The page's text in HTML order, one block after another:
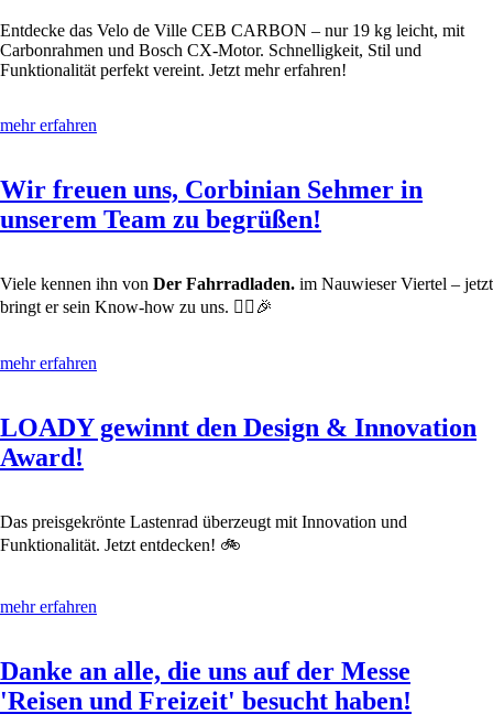
Entdecke das Velo de Ville CEB CARBON – nur 19 kg leicht, mit
Carbonrahmen und Bosch CX-Motor. Schnelligkeit, Stil und
Funktionalität perfekt vereint. Jetzt mehr erfahren!
mehr erfahren
Wir freuen uns, Corbinian Sehmer in
unserem Team zu begrüßen!
Viele kennen ihn von Der Fahrradladen. im Nauwieser Viertel – jetzt
bringt er sein Know-how zu uns. 🚴‍♂️🎉
mehr erfahren
LOADY gewinnt den Design & Innovation
Award!
Das preisgekrönte Lastenrad überzeugt mit Innovation und
Funktionalität. Jetzt entdecken! 🚲
mehr erfahren
Danke an alle, die uns auf der Messe
'Reisen und Freizeit' besucht haben!